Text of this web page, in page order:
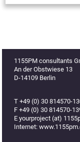
1155PM consultants
An der Obstwiese 13
D-14109 Berlin
T +49 (0) 30 814570-
F +49 (0) 30 814570-
E yourproject (at)
Internet: